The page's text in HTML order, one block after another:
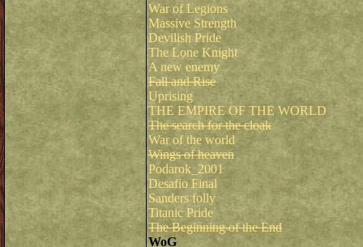
War of Legions
Massive Strength
Devilish Pride
The Lone Knight
A new enemy
Fall and Rise
Uprising
THE EMPIRE OF THE WORLD
The search for the cloak
War of the world
Wings of heaven
Podarok_2001
Desafio Final
Sanders folly
Titanic Pride
The Beginning of the End
WoG